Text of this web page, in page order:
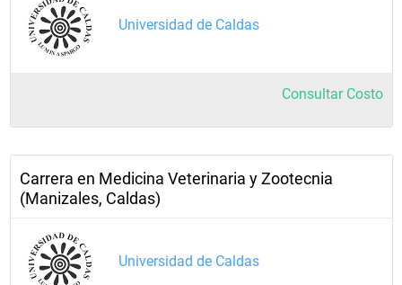
Universidad de Caldas
Consultar Costo
Carrera en Medicina Veterinaria y Zootecnia
(Manizales, Caldas)
Universidad de Caldas